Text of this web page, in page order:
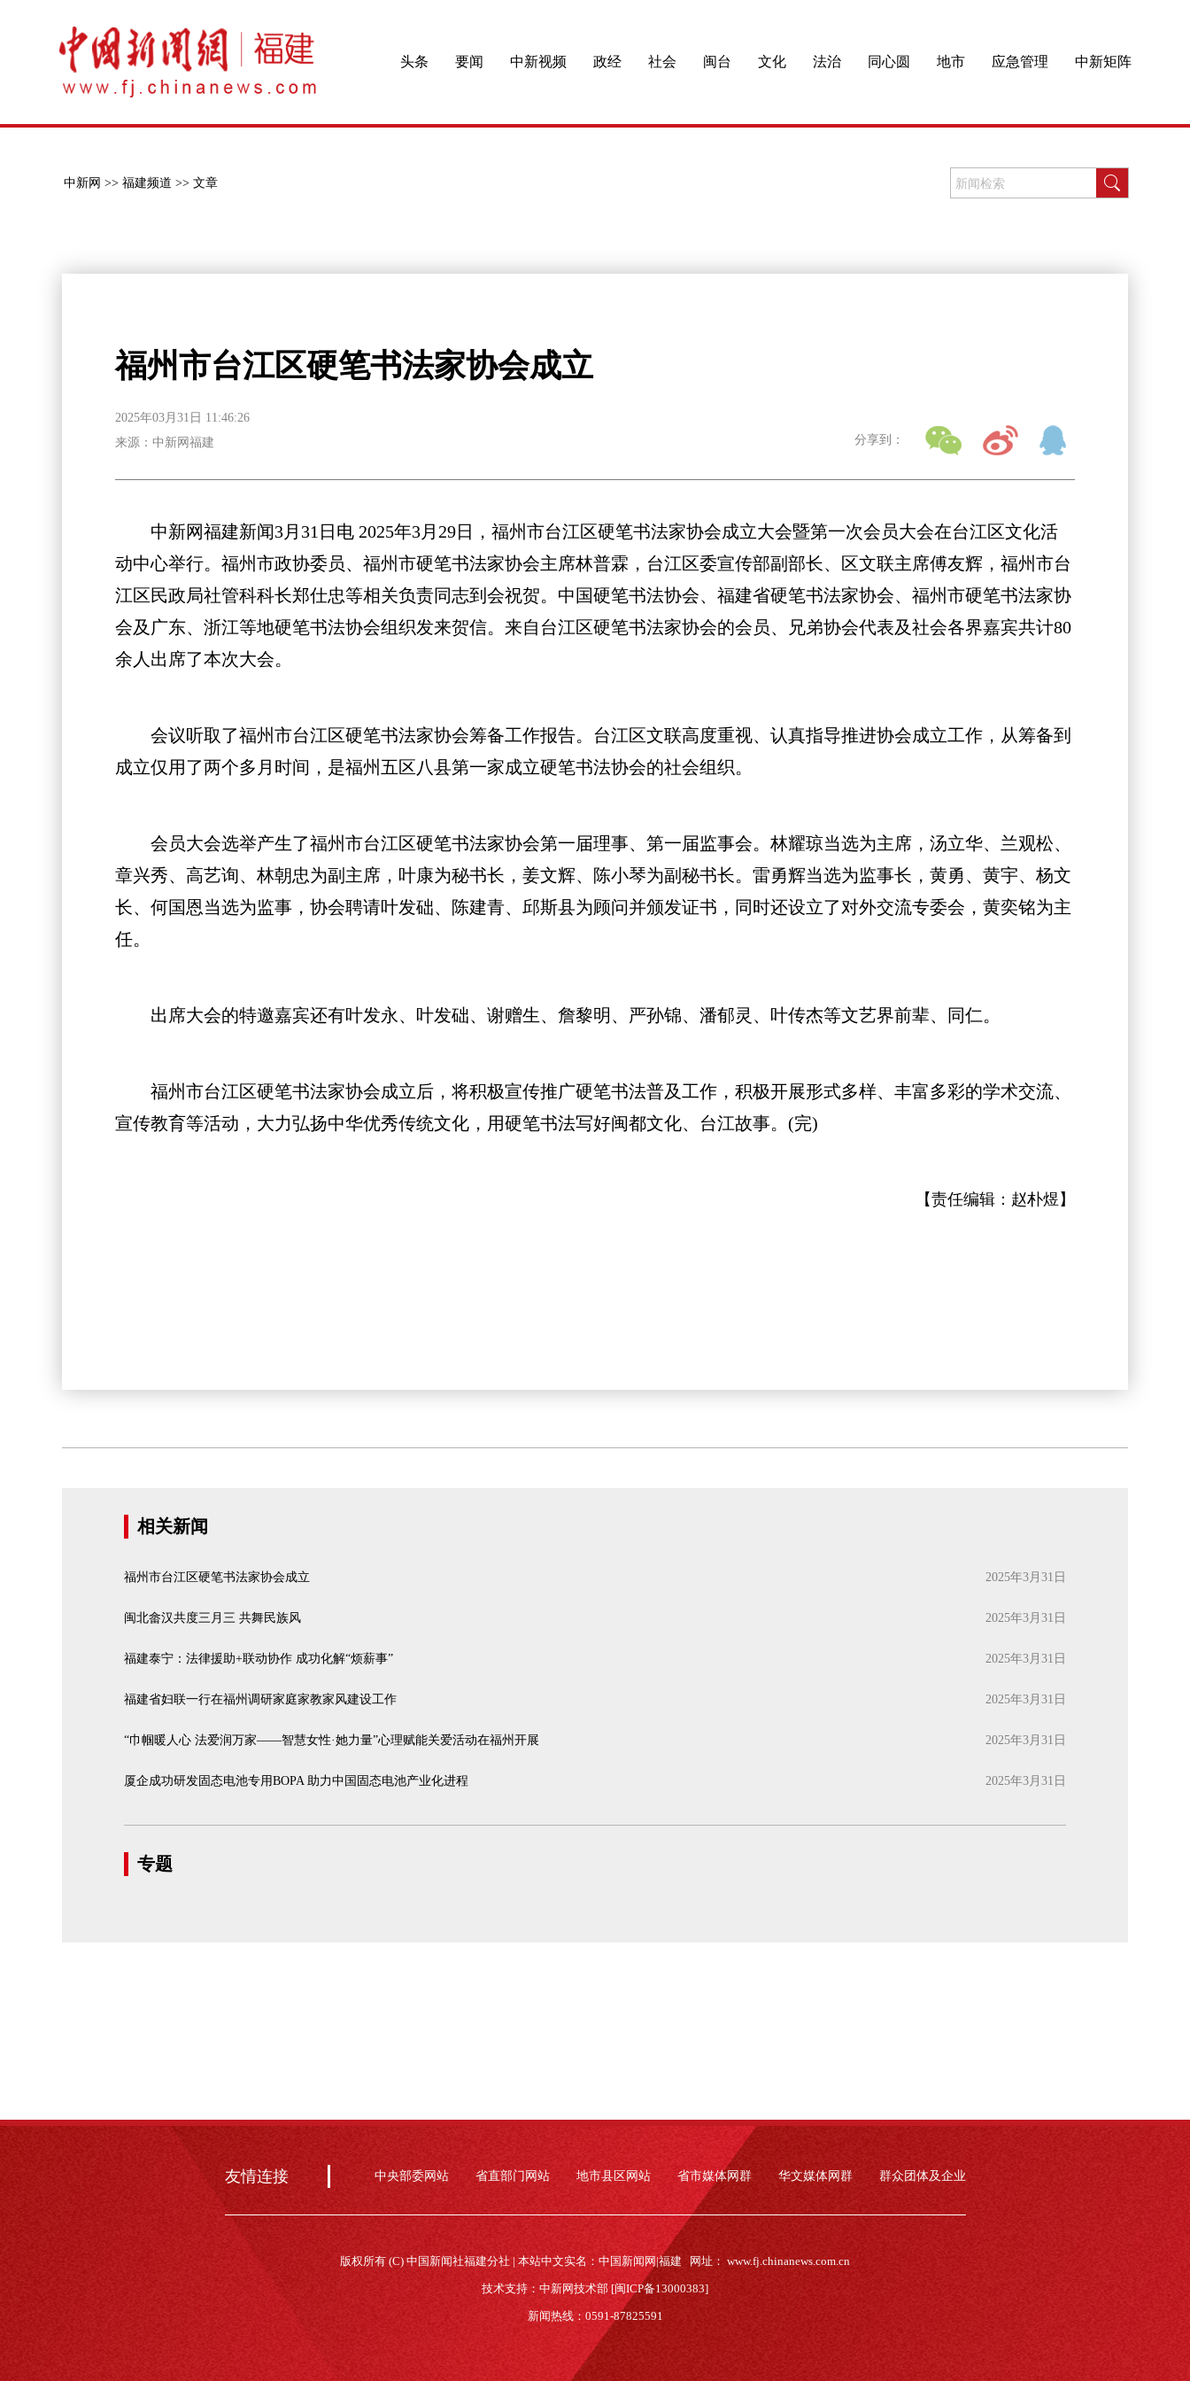
头条 要闻 中新视频 政经 社会 闽台 文化 法治 同心圆 地市 应急管理 中新矩阵
中新网 >> 福建频道 >> 文章
福州市台江区硬笔书法家协会成立
2025年03月31日 11:46:26
来源：中新网福建
分享到：
中新网福建新闻3月31日电 2025年3月29日，福州市台江区硬笔书法家协会成立大会暨第一次会员大会在台江区文化活
动中心举行。福州市政协委员、福州市硬笔书法家协会主席林普霖，台江区委宣传部副部长、区文联主席傅友辉，福州市台
江区民政局社管科科长郑仕忠等相关负责同志到会祝贺。中国硬笔书法协会、福建省硬笔书法家协会、福州市硬笔书法家协
会及广东、浙江等地硬笔书法协会组织发来贺信。来自台江区硬笔书法家协会的会员、兄弟协会代表及社会各界嘉宾共计80
余人出席了本次大会。
会议听取了福州市台江区硬笔书法家协会筹备工作报告。台江区文联高度重视、认真指导推进协会成立工作，从筹备到
成立仅用了两个多月时间，是福州五区八县第一家成立硬笔书法协会的社会组织。
会员大会选举产生了福州市台江区硬笔书法家协会第一届理事、第一届监事会。林耀琼当选为主席，汤立华、兰观松、
章兴秀、高艺询、林朝忠为副主席，叶康为秘书长，姜文辉、陈小琴为副秘书长。雷勇辉当选为监事长，黄勇、黄宇、杨文
长、何国恩当选为监事，协会聘请叶发础、陈建青、邱斯县为顾问并颁发证书，同时还设立了对外交流专委会，黄奕铭为主
任。
出席大会的特邀嘉宾还有叶发永、叶发础、谢赠生、詹黎明、严孙锦、潘郁灵、叶传杰等文艺界前辈、同仁。
福州市台江区硬笔书法家协会成立后，将积极宣传推广硬笔书法普及工作，积极开展形式多样、丰富多彩的学术交流、
宣传教育等活动，大力弘扬中华优秀传统文化，用硬笔书法写好闽都文化、台江故事。(完)
【责任编辑： 赵朴煜 】
相关新闻
福州市台江区硬笔书法家协会成立 2025年3月31日
闽北畲汉共度三月三 共舞民族风 2025年3月31日
福建泰宁：法律援助+联动协作 成功化解“烦薪事” 2025年3月31日
福建省妇联一行在福州调研家庭家教家风建设工作 2025年3月31日
“巾帼暖人心 法爱润万家——智慧女性·她力量”心理赋能关爱活动在福州开展 2025年3月31日
厦企成功研发固态电池专用BOPA 助力中国固态电池产业化进程 2025年3月31日
专题
友情连接 中央部委网站 省直部门网站 地市县区网站 省市媒体网群 华文媒体网群 群众团体及企业
版权所有 (C) 中国新闻社福建分社 | 本站中文实名：中国新闻网|福建 网址： www.fj.chinanews.com.cn
技术支持：中新网技术部 [闽ICP备13000383]
新闻热线：0591-87825591